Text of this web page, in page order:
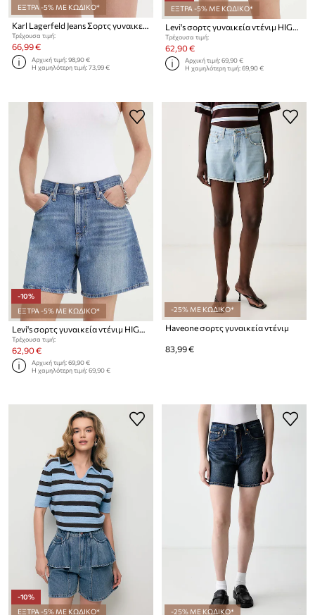
ΕΞΤΡΑ -5% ΜΕ ΚΩΔΙΚΟ*
Karl Lagerfeld Jeans Σορτς γυναικεία ντένιμ
Τρέχουσα τιμή:
66,99 €
Αρχική τιμή:98,90 €
Η χαμηλότερη τιμή:73,99 €
ΕΞΤΡΑ -5% ΜΕ ΚΩΔΙΚΟ*
Levi's σορτς γυναικεία ντένιμ HIGH BAGGY SHORT
Τρέχουσα τιμή:
62,90 €
Αρχική τιμή:69,90 €
Η χαμηλότερη τιμή:69,90 €
-10%
ΕΞΤΡΑ -5% ΜΕ ΚΩΔΙΚΟ*
Τρέχουσα τιμή:
62,90 €
Αρχική τιμή:69,90 €
Η χαμηλότερη τιμή:69,90 €
-25% ΜΕ ΚΩΔΙΚΟ*
Haveone σορτς γυναικεία ντένιμ
83,99 €
-10%
ΕΞΤΡΑ -5% ΜΕ ΚΩΔΙΚΟ*
-25% ΜΕ ΚΩΔΙΚΟ*